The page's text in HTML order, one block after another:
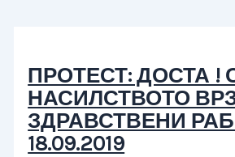
ПРОТЕСТ: ДОСТА !
НАСИЛСТВОТО
ЗДРАВСТВЕНИ
18.09.2019